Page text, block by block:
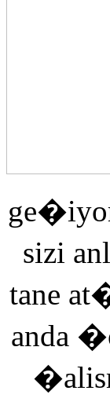
sizi
tane
anda